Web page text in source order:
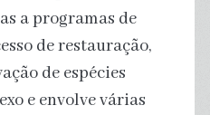
a programas de
de restauração,
de espécies
e envolve várias